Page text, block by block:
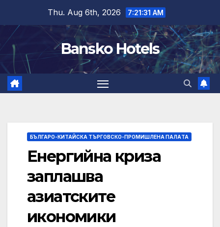
content
Thu. Aug 6th, 2026 7:21:32 AM
Bansko Hotels
БЪЛГАРО-КИТАЙСКА ТЪРГОВСКО-ПРОМИШЛЕНА ПАЛAТА
Енергийна криза
заплашва
азиатските
икономики